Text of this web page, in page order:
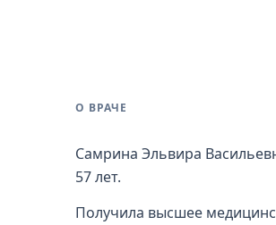
О ВРАЧЕ
Самрина Эльвира
57 лет.
Получила высшее